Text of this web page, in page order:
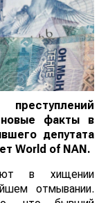
факты в
депутата
World of NAN.
в хищении
отмывании.